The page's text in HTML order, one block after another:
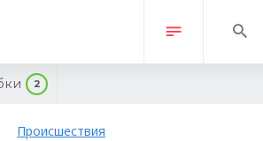
2
Происшествия